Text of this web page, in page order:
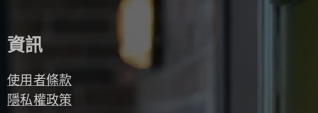
資訊
使用者條款
隱私權政策